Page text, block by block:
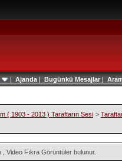
| Ajanda | Bugünkü Mesajlar|
( 1903 - 2013 ) Taraftarın Sesi >
, Video Fıkra Görüntüler bulunur.